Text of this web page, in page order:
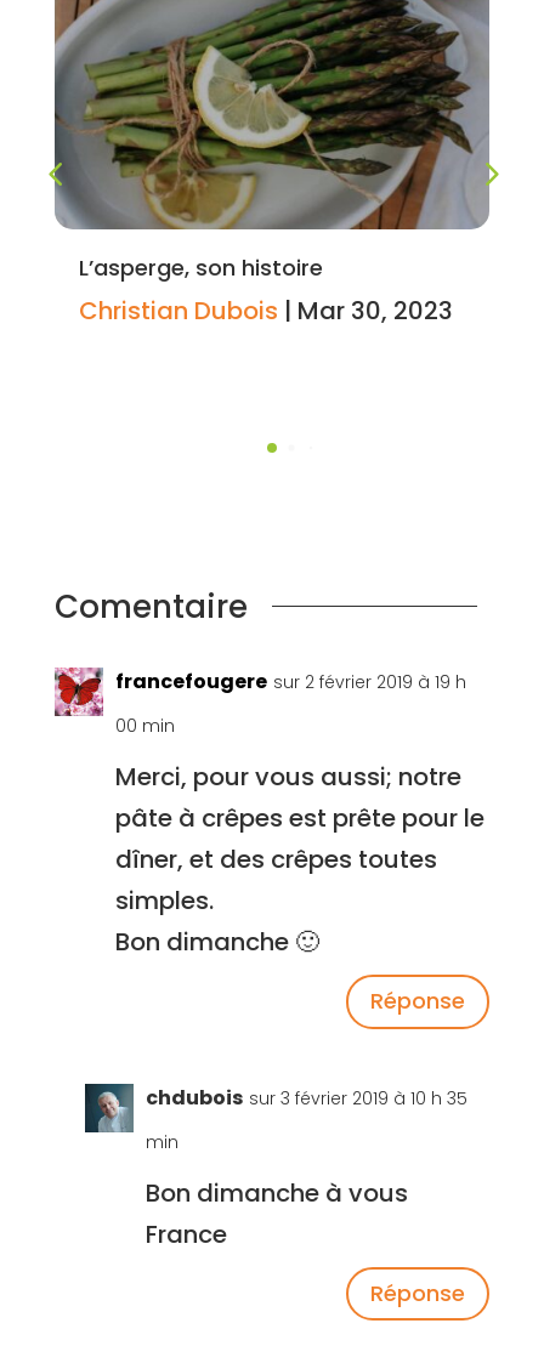
L’asperge, son histoire
Christian Dubois | Mar 30, 2023
Comentaire
francefougere sur 2 février 2019 à 19 h
00 min
Merci, pour vous aussi; notre
pâte à crêpes est prête pour le
dîner, et des crêpes toutes
simples.
Bon dimanche 🙂
Réponse
chdubois sur 3 février 2019 à 10 h 35
min
Bon dimanche à vous
France
Réponse